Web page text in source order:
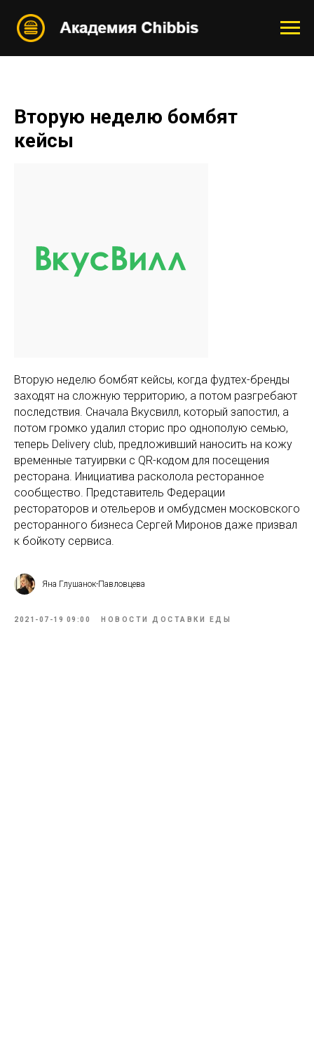
Вторую неделю бомбят
кейсы
Вторую неделю бомбят кейсы, когда фудтех-бренды
заходят на сложную территорию, а потом разгребают
последствия. Сначала Вкусвилл, который запостил, а
потом громко удалил сторис про однополую семью,
теперь Delivery club, предложивший наносить на кожу
временные татуирвки с QR-кодом для посещения
ресторана. Инициатива расколола ресторанное
сообщество. Представитель Федерации
рестораторов и отельеров и омбудсмен московского
ресторанного бизнеса Сергей Миронов даже призвал
к бойкоту сервиса.
Яна Глушанок-Павловцева
2021-07-19 09:00 НОВОСТИ ДОСТАВКИ ЕДЫ